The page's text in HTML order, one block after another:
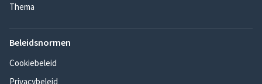
Thema
Beleidsnormen
Cookiebeleid
Privacybeleid